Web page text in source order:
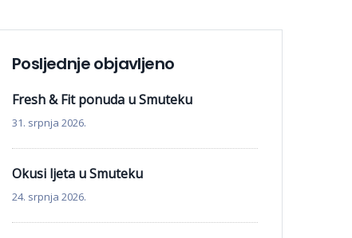
Posljednje objavljeno
Fresh & Fit ponuda u Smuteku
31. srpnja 2026.
Okusi ljeta u Smuteku
24. srpnja 2026.